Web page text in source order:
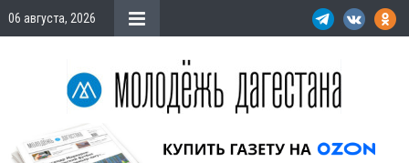
06 августа, 2026